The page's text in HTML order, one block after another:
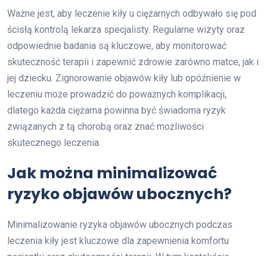
Ważne jest, aby leczenie kiły u ciężarnych odbywało się pod
ścisłą kontrolą lekarza specjalisty. Regularne wizyty oraz
odpowiednie badania są kluczowe, aby monitorować
skuteczność terapii i zapewnić zdrowie zarówno matce, jak i
jej dziecku. Zignorowanie objawów kiły lub opóźnienie w
leczeniu może prowadzić do poważnych komplikacji,
dlatego każda ciężarna powinna być świadoma ryzyk
związanych z tą chorobą oraz znać możliwości
skutecznego leczenia.
Jak można minimalizować
ryzyko objawów ubocznych?
Minimalizowanie ryzyka objawów ubocznych podczas
leczenia kiły jest kluczowe dla zapewnienia komfortu